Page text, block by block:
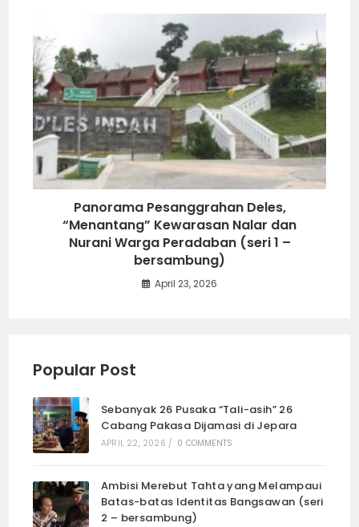
Panorama Pesanggrahan Deles,
“Menantang” Kewarasan Nalar dan
Nurani Warga Peradaban (seri 1 –
bersambung)
April 23, 2026
Popular Post
Sebanyak 26 Pusaka “Tali-asih” 26
Cabang Pakasa Dijamasi di Jepara
APRIL 22, 2026 / 0 COMMENTS
Ambisi Merebut Tahta yang Melampaui
Batas-batas Identitas Bangsawan (seri
2 – bersambung)